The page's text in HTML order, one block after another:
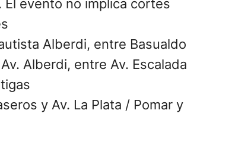
El evento no implica cortes
Alberdi, entre Basualdo
Alberdi, entre Av. Escalada
y Av. La Plata / Pomar y